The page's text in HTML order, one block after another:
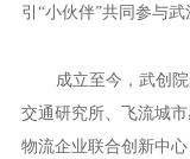
引“小伙伴”共同参与武
成立至今，武创
交通研究所、飞流城
物流企业联合创新中